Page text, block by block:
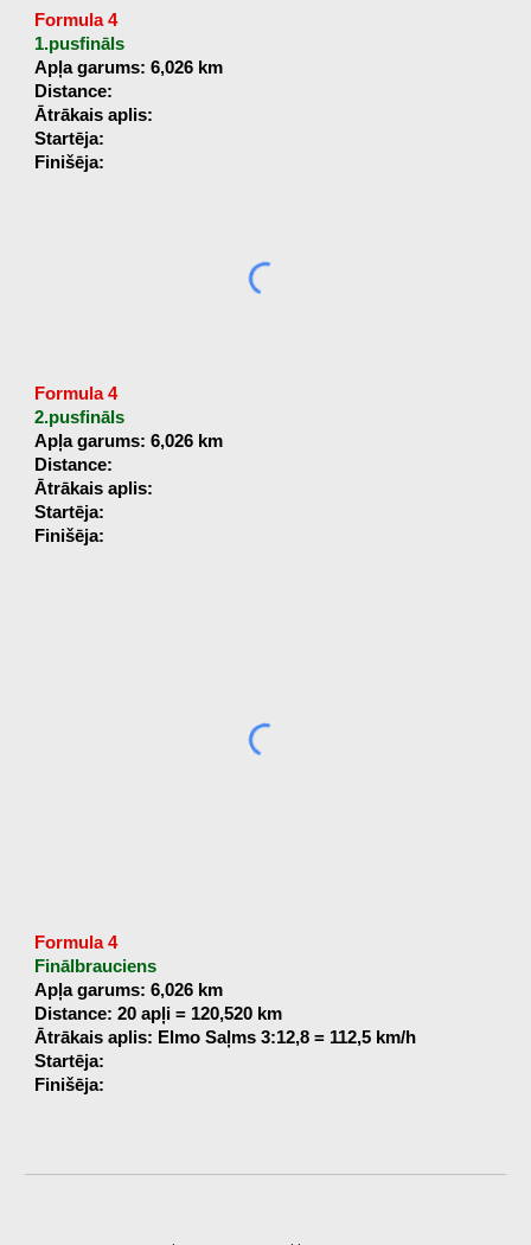
Formula 4
1.pusfināls
Apļa garums: 6,026 km
Distance:
Ātrākais aplis:
Startēja:
Finišēja:
Formula 4
2.pusfināls
Apļa garums: 6,026 km
Distance:
Ātrākais aplis:
Startēja:
Finišēja:
Formula 4
Finālbrauciens
Apļa garums: 6,026 km
Distance: 20 apļi = 120,520 km
Ātrākais aplis: Elmo Saļms 3:12,8 = 112,5 km/h
Startēja:
Finišēja: